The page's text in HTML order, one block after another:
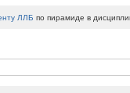
ЛЛБ по пирамиде в